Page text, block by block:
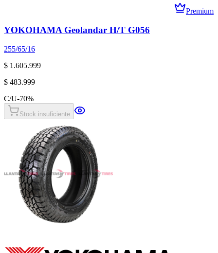
Premium
YOKOHAMA Geolandar H/T G056
255/65/16
$ 1.605.999
$ 483.999
C/U-70%
Stock insuficiente